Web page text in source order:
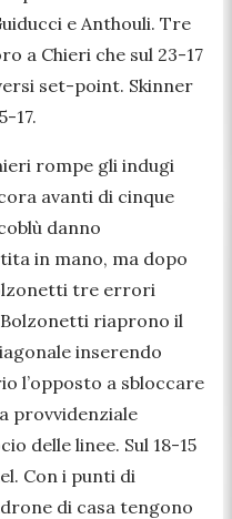
e Anthouli. Tre
a Chieri che sul 23-17
set-point. Skinner
17.
rompe gli indugi
avanti di cinque
danno
in mano, ma dopo
tre errori
riaprono il
inserendo
l’opposto a sbloccare
provvidenziale
delle linee. Sul 18-15
Con i punti di
di casa tengono